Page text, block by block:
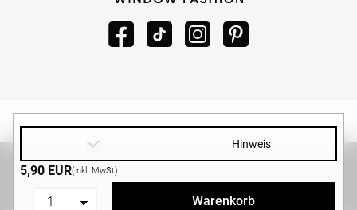
Hinweis
5,90 EUR(inkl. MwSt)
Warenkorb
Copyright ©2026 -